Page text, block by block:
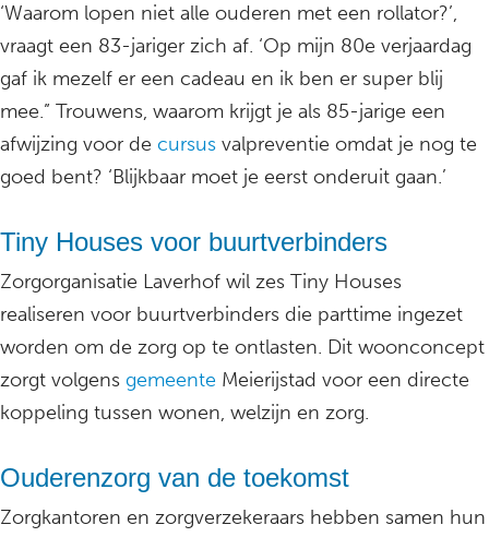
‘Waarom lopen niet alle ouderen met een rollator?’,
vraagt een 83-jariger zich af. ‘Op mijn 80e verjaardag
gaf ik mezelf er een cadeau en ik ben er super blij
mee.” Trouwens, waarom krijgt je als 85-jarige een
afwijzing voor de cursus valpreventie omdat je nog te
goed bent? ‘Blijkbaar moet je eerst onderuit gaan.’
Tiny Houses voor buurtverbinders
Zorgorganisatie Laverhof wil zes Tiny Houses
realiseren voor buurtverbinders die parttime ingezet
worden om de zorg op te ontlasten. Dit woonconcept
zorgt volgens gemeente Meierijstad voor een directe
koppeling tussen wonen, welzijn en zorg.
Ouderenzorg van de toekomst
Zorgkantoren en zorgverzekeraars hebben samen hun